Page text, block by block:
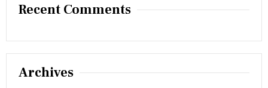
Recent Comments
Archives